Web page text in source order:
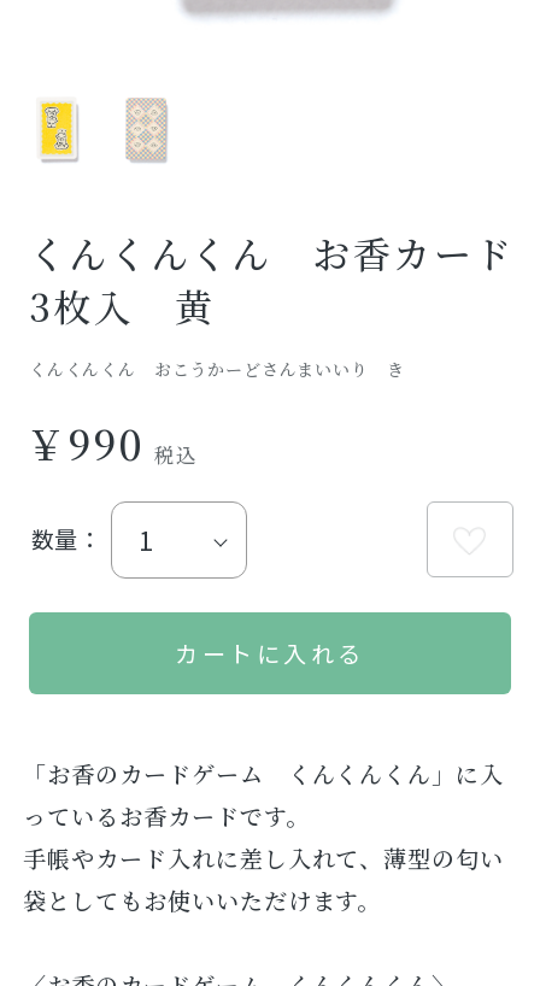
くんくんくん お香カード
3枚入 黄
くんくんくん おこうかーどさんまいいり き
￥990
数量：
「お香のカードゲーム くんくんくん」に入
っているお香カードです。
手帳やカード入れに差し入れて、薄型の匂い
袋としてもお使いいただけます。